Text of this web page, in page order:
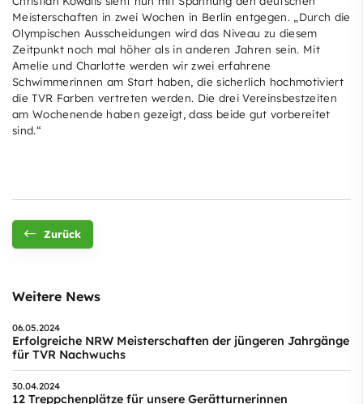
Meisterschaften in zwei Wochen in Berlin entgegen. „Durch die
Olympischen Ausscheidungen wird das Niveau zu diesem
Zeitpunkt noch mal höher als in anderen Jahren sein. Mit
Amelie und Charlotte werden wir zwei erfahrene
Schwimmerinnen am Start haben, die sicherlich hochmotiviert
die TVR Farben vertreten werden. Die drei Vereinsbestzeiten
am Wochenende haben gezeigt, dass beide gut vorbereitet
sind.“
Zurück
Weitere News
06.05.2024
Erfolgreiche NRW Meisterschaften der jüngeren Jahrgänge
für TVR Nachwuchs
30.04.2024
12 Treppchenplätze für unsere Gerätturnerinnen